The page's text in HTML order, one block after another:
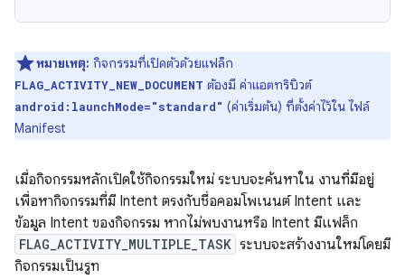
หมายเหตุ: กิจกรรมที่เปิดตัวด้วยแฟล็ก
FLAG_ACTIVITY_NEW_DOCUMENT ต้องมี ค่าแอตทริบิวต์
android:launchMode="standard" (ค่าเริ่มต้น) ที่ตั้งค่าไว้ใน ไฟล์
Manifest
เมื่อกิจกรรมหลักเปิดใช้กิจกรรมใหม่ ระบบจะค้นหาใน งานที่มีอยู่
เพื่อหากิจกรรมที่มี Intent ตรงกับชื่อคอมโพเนนต์ Intent และ
ข้อมูล Intent ของกิจกรรม หากไม่พบงานหรือ Intent มีแฟล็ก
FLAG_ACTIVITY_MULTIPLE_TASK ระบบจะสร้างงานใหม่โดยมี
กิจกรรมเป็นรูท